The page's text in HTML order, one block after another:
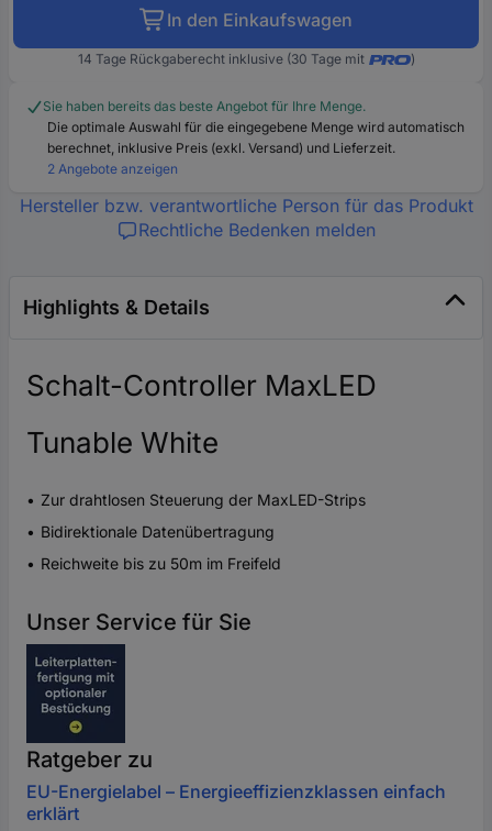
In den Einkaufswagen
14 Tage Rückgaberecht inklusive (30 Tage mit )
Sie haben bereits das beste Angebot für Ihre Menge.
Die optimale Auswahl für die eingegebene Menge wird automatisch
berechnet, inklusive Preis (exkl. Versand) und Lieferzeit.
2 Angebote anzeigen
Hersteller bzw. verantwortliche Person für das Produkt
Rechtliche Bedenken melden
Highlights & Details
Schalt-Controller MaxLED
Tunable White
Zur drahtlosen Steuerung der MaxLED-Strips
Bidirektionale Datenübertragung
Reichweite bis zu 50m im Freifeld
Unser Service für Sie
Ratgeber zu
EU-Energielabel – Energieeffizienzklassen einfach
erklärt